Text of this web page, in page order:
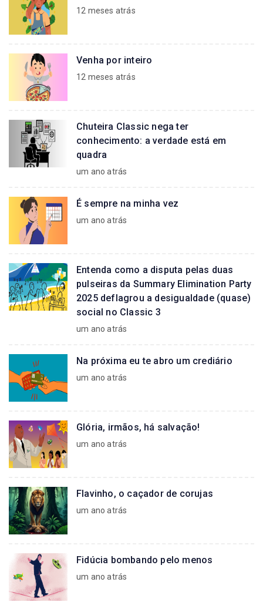
12 meses atrás
Venha por inteiro
12 meses atrás
Chuteira Classic nega ter
conhecimento: a verdade está em
quadra
um ano atrás
É sempre na minha vez
um ano atrás
Entenda como a disputa pelas duas
pulseiras da Summary Elimination Party
2025 deflagrou a desigualdade (quase)
social no Classic 3
um ano atrás
Na próxima eu te abro um crediário
um ano atrás
Glória, irmãos, há salvação!
um ano atrás
Flavinho, o caçador de corujas
um ano atrás
Fidúcia bombando pelo menos
um ano atrás